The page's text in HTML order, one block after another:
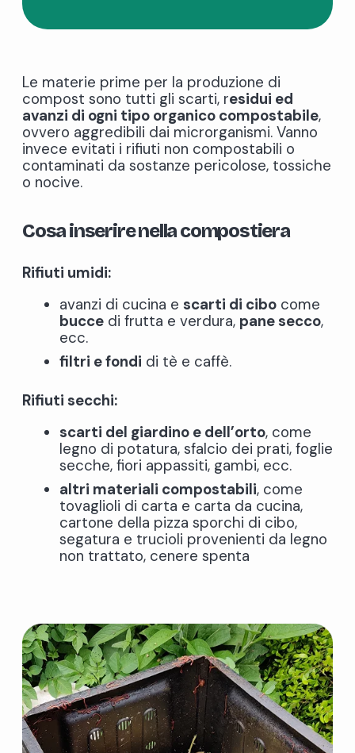
Le materie prime per la produzione di
compost sono tutti gli scarti, residui ed
avanzi di ogni tipo organico compostabile,
ovvero aggredibili dai microrganismi. Vanno
invece evitati i rifiuti non compostabili o
contaminati da sostanze pericolose, tossiche
o nocive.
Cosa inserire nella compostiera
Rifiuti umidi:
avanzi di cucina e scarti di cibocome
buccedi frutta e verdura, pane secco,
ecc.
filtri e fondi di tè e caffè.
Rifiuti secchi:
scarti del giardino e dell’orto, come
legno di potatura, sfalcio dei prati, foglie
secche, fiori appassiti, gambi, ecc.
altri materiali compostabili, come
tovaglioli di carta e carta da cucina,
cartone della pizza sporchi di cibo,
segatura e trucioli provenienti da legno
non trattato, cenere spenta